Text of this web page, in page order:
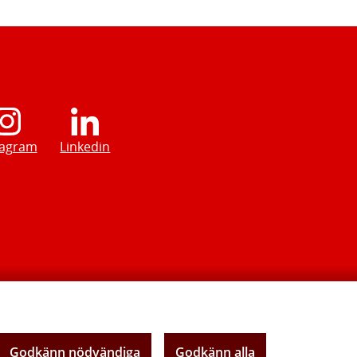
Godkänn nödvändiga Godkänn alla
Linkedin